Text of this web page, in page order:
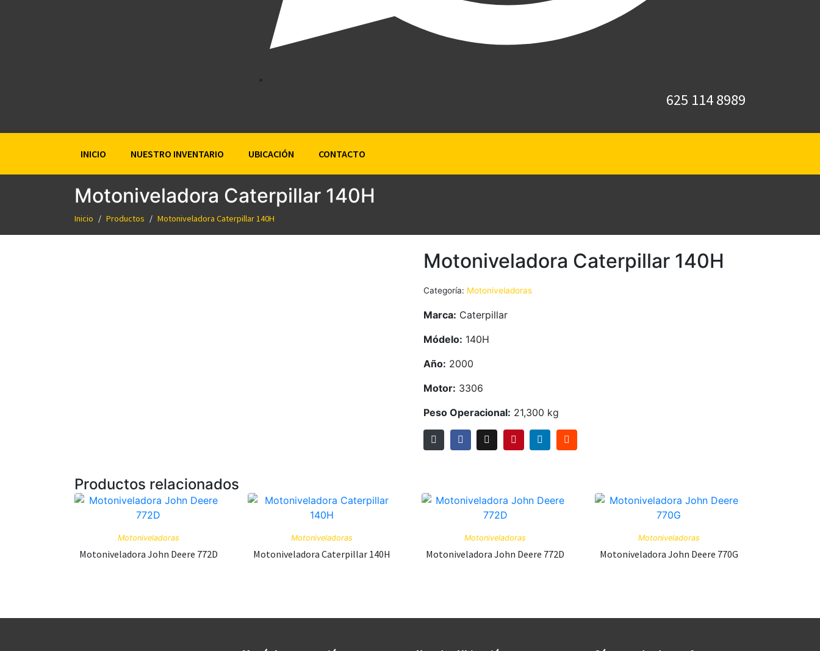
625 114 8989
INICIO NUESTRO INVENTARIO UBICACIÓN CONTACTO
Motoniveladora Caterpillar 140H
Inicio Productos Motoniveladora Caterpillar 140H
Motoniveladora Caterpillar 140H
Categoría: Motoniveladoras
Marca: Caterpillar
Módelo: 140H
Año: 2000
Motor: 3306
Peso Operacional: 21,300 kg
Productos relacionados
Motoniveladoras
Motoniveladora John Deere 772D
Motoniveladoras
Motoniveladora Caterpillar 140H
Motoniveladoras
Motoniveladora John Deere 772D
Motoniveladoras
Motoniveladora John Deere 770G